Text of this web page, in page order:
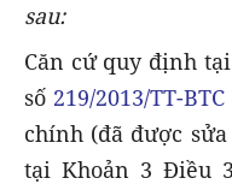
sau:
Căn cứ quy định
số 219/2013/TT-BTC
chính (đã được
tại Khoản 3 Điều